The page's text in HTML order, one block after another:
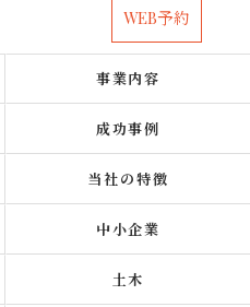
WEB予約
事業内容
成功事例
当社の特徴
中小企業
土木